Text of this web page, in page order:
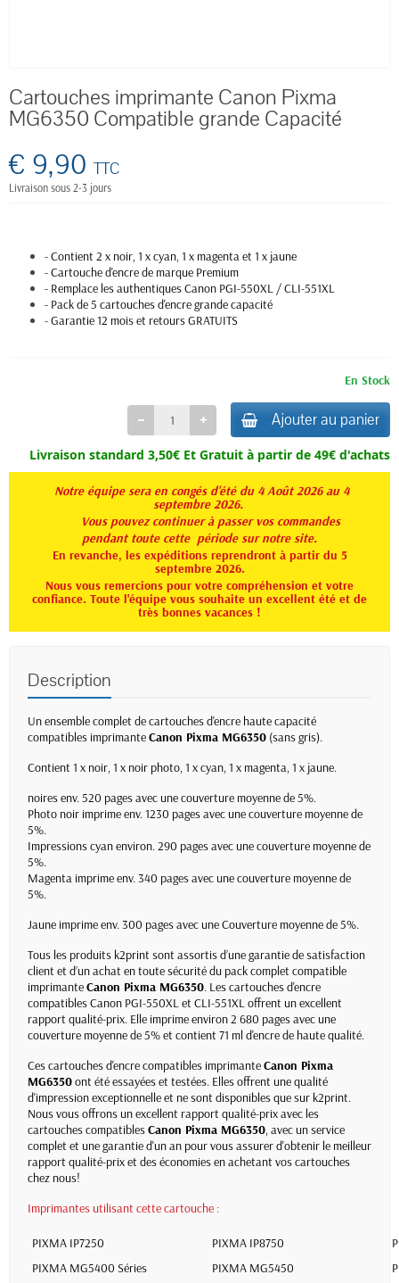
Cartouches imprimante Canon Pixma
MG6350 Compatible grande Capacité
€ 9,90 TTC
Livraison sous 2-3 jours
- Contient 2 x noir, 1 x cyan, 1 x magenta et 1 x jaune
- Cartouche d'encre de marque Premium
- Remplace les authentiques Canon PGI-550XL / CLI-551XL
- Pack de 5 cartouches d'encre grande capacité
- Garantie 12 mois et retours GRATUITS
En Stock
Ajouter au panier
Livraison standard 3,50€ Et Gratuit à partir de 49€ d'achats
Notre équipe sera en congés d'été du 4 Août 2026 au 4
septembre 2026.
Vous pouvez continuer à passer vos commandes
pendant toute cette période sur notre site.
En revanche, les expéditions reprendront à partir du 5
septembre 2026.
Nous vous remercions pour votre compréhension et votre
confiance. Toute l'équipe vous souhaite un excellent été et de
très bonnes vacances !
Description
Un ensemble complet de cartouches d'encre haute capacité
compatibles imprimanteCanon Pixma MG6350 (sans gris).
Contient 1 x noir, 1 x noir photo, 1 x cyan, 1 x magenta, 1 x jaune.
noires env. 520 pages avec une couverture moyenne de 5%.
Photo noir imprime env. 1230 pages avec une couverture moyenne de
5%.
Impressions cyan environ. 290 pages avec une couverture moyenne de
5%.
Magenta imprime env. 340 pages avec une couverture moyenne de
5%.
Jaune imprime env. 300 pages avec une Couverture moyenne de 5%.
Tous les produits k2print sont assortis d’une garantie de satisfaction
client et d’un achat en toute sécurité du pack complet compatible
imprimanteCanon Pixma MG6350. Les cartouches d'encre
compatibles Canon PGI-550XL et CLI-551XL offrent un excellent
rapport qualité-prix. Elle imprime environ 2 680 pages avec une
couverture moyenne de 5% et contient 71 ml d'encre de haute qualité.
Ces cartouches d'encre compatibles imprimanteCanon Pixma
MG6350ont été essayées et testées. Elles offrent une qualité
d'impression exceptionnelle et ne sont disponibles que sur k2print.
Nous vous offrons un excellent rapport qualité-prix avec les
cartouches compatiblesCanon Pixma MG6350, avec un service
complet et une garantie d'un an pour vous assurer d'obtenir le meilleur
rapport qualité-prix et des économies en achetant vos cartouches
chez nous!
Imprimantes utilisant cette cartouche :
PIXMA IP7250 PIXMA IP8750
PIXMA MG5400 Séries
PIXMA MG5450